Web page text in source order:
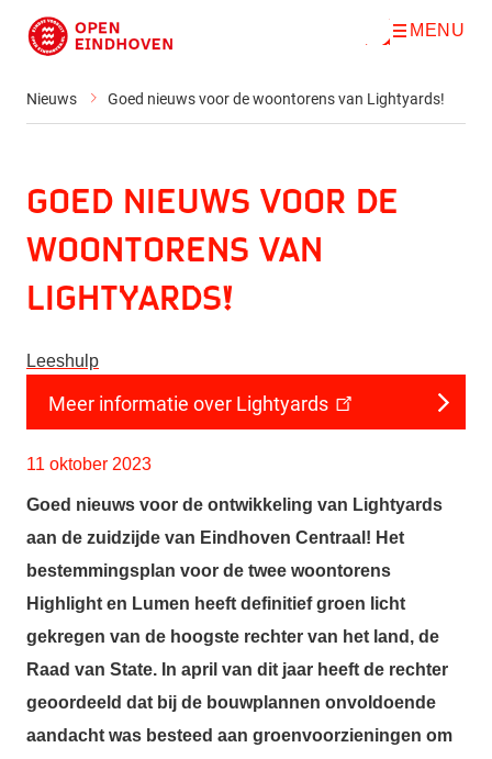
Direct naar de inhoud
O
m
MENU
Nieuws Goed nieuws voor de woontorens van Lightyards!
Goed nieuws voor de
woontorens van
Lightyards!
Leeshulp
Meer informatie over Lightyards
11 oktober 2023
Goed nieuws voor de ontwikkeling van Lightyards
aan de zuidzijde van Eindhoven Centraal! Het
bestemmingsplan voor de twee woontorens
Highlight en Lumen heeft definitief groen licht
gekregen van de hoogste rechter van het land, de
Raad van State. In april van dit jaar heeft de rechter
geoordeeld dat bij de bouwplannen onvoldoende
aandacht was besteed aan groenvoorzieningen om